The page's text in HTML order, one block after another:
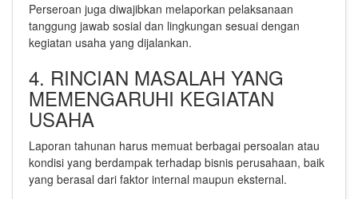
Perseroan juga diwajibkan melaporkan pelaksanaan
tanggung jawab sosial dan lingkungan sesuai dengan
kegiatan usaha yang dijalankan.
4. RINCIAN MASALAH YANG
MEMENGARUHI KEGIATAN
USAHA
Laporan tahunan harus memuat berbagai persoalan atau
kondisi yang berdampak terhadap bisnis perusahaan, baik
yang berasal dari faktor internal maupun eksternal.